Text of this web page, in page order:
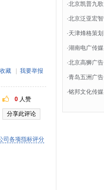
收藏 我要举报
0 人赞
分享此评论
司各项指标评分
·北京凯普九歌
·北京泛亚宏智
·天津烽格策划
·湖南电广传媒
·北京高狮广告
·青岛五洲广告
·铭邦文化传媒